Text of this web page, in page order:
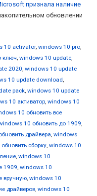
признала наличие
обновлении
10 activator, windows 10 pro,
ключ, windows 10 update,
2020, windows 10 update
10 update download,
pack, windows 10 update
10 активатор, windows 10
10 обновить все
10 обновить до 1909,
драйвера, windows
сборку, windows 10
, windows 10
1909, windows 10
вручную, windows 10
драйверов, windows 10